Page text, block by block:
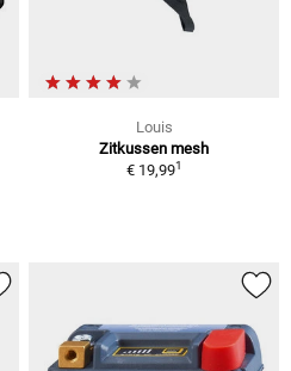
Louis
Zitkussen mesh
€ 19,991